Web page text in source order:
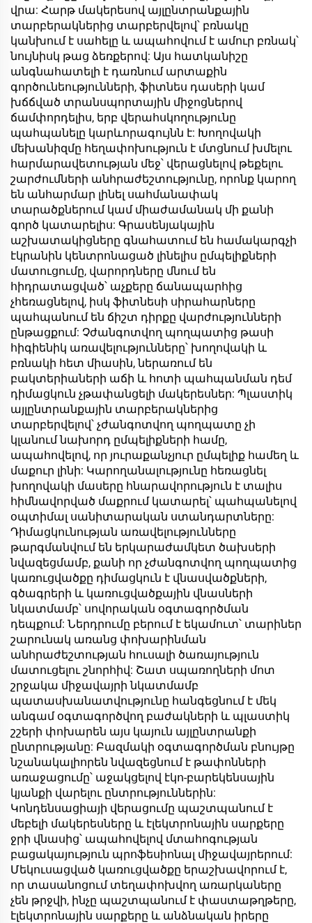
վրա: Հարթ մակերեսով այլընտրանքային
տարբերակներից տարբերվելով՝ բռնակը
կանխում է սահելը և ապահովում է ամուր բռնակ՝
նույնիսկ թաց ձեռքերով: Այս հատկանիշը
անգնահատելի է դառնում արտաքին
գործունեությունների, ֆիտնես դասերի կամ
խճճված տրանսպորտային միջոցներով
ճամփորդելիս, երբ վերահսկողությունը
պահպանելը կարևորագույնն է: Խողովակի
մեխանիզմը հեղափոխություն է մտցնում խմելու
հարմարավետության մեջ՝ վերացնելով թեքելու
շարժումների անհրաժեշտությունը, որոնք կարող
են անհարմար լինել սահմանափակ
տարածքներում կամ միաժամանակ մի քանի
գործ կատարելիս: Գրասենյակային
աշխատակիցները գնահատում են համակարգչի
էկրանին կենտրոնացած լինելիս ըմպելիքների
մատուցումը, վարորդները մնում են
հիդրատացված՝ աչքերը ճանապարհից
չհեռացնելով, իսկ ֆիտնեսի սիրահարները
պահպանում են ճիշտ դիրքը վարժությունների
ընթացքում: Չժանգոտվող պողպատից թասի
հիգիենիկ առավելությունները՝ խողովակի և
բռնակի հետ միասին, ներառում են
բակտերիաների աճի և հոտի պահպանման դեմ
դիմացկուն չթափանցելի մակերեսներ: Պլաստիկ
այլընտրանքային տարբերակներից
տարբերվելով՝ չժանգոտվող պողպատը չի
կլանում նախորդ ըմպելիքների համը,
ապահովելով, որ յուրաքանչյուր ըմպելիք համեղ և
մաքուր լինի: Կարողանալությունը հեռացնել
խողովակի մասերը հնարավորություն է տալիս
հիմնավորված մաքրում կատարել՝ պահպանելով
օպտիմալ սանիտարական ստանդարտները:
Դիմացկունության առավելությունները
թարգմանվում են երկարաժամկետ ծախսերի
նվազեցմամբ, քանի որ չժանգոտվող պողպատից
կառուցվածքը դիմացկուն է վնասվածքների,
գծագրերի և կառուցվածքային վնասների
նկատմամբ՝ սովորական օգտագործման
դեպքում: Ներդրումը բերում է եկամուտ՝ տարիներ
շարունակ առանց փոխարինման
անհրաժեշտության հուսալի ծառայություն
մատուցելու շնորհիվ: Շատ սպառողների մոտ
շրջակա միջավայրի նկատմամբ
պատասխանատվությունը հանգեցնում է մեկ
անգամ օգտագործվող բաժակների և պլաստիկ
շշերի փոխարեն այս կայուն այլընտրանքի
ընտրությանը: Բազմակի օգտագործման բնույթը
նշանակալիորեն նվազեցնում է թափոնների
առաջացումը՝ աջակցելով էկո-բարեկենսային
կյանքի վարելու ընտրություններին:
Կոնդենսացիայի վերացումը պաշտպանում է
մեբելի մակերեսները և էլեկտրոնային սարքերը
ջրի վնասից՝ ապահովելով մտահոգության
բացակայություն պրոֆեսիոնալ միջավայրերում:
Մեկուսացված կառուցվածքը երաշխավորում է,
որ տասանոցում տեղափոխվող առարկաները
չեն թրջվի, ինչը պաշտպանում է փաստաթղթերը,
էլեկտրոնային սարքերը և անձնական իրերը